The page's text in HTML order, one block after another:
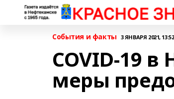
События и факты 3 ЯНВАРЯ 2021, 13:52
COVID-19
меры